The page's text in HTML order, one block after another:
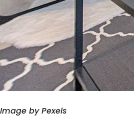
Image by Pexels